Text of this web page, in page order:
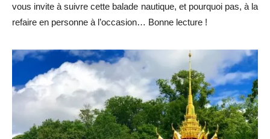
vous invite à suivre cette balade nautique, et pourquoi pas, à la
refaire en personne à l’occasion… Bonne lecture !